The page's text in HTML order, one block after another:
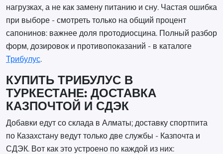
нагрузках, а не как замену питанию и сну. Частая ошибка
при выборе - смотреть только на общий процент
сапонинов: важнее доля протодиосцина. Полный разбор
форм, дозировок и противопоказаний - в каталоге
Трибулус.
КУПИТЬ ТРИБУЛУС В
ТУРКЕСТАНЕ: ДОСТАВКА
КАЗПОЧТОЙ И СДЭК
Добавки едут со склада в Алматы; доставку спортпита
по Казахстану ведут только две службы - Казпочта и
СДЭК. Вот как это устроено по каждой из них: